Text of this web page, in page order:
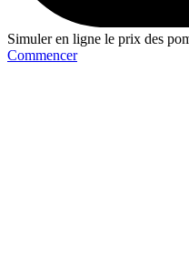
Simuler en ligne le prix des
Commencer